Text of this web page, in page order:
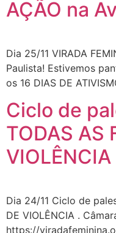
AÇÃO na
Dia 25/11 VIRADA
Paulista! Estivemos
os 16 DIAS DE
Ciclo de
TODAS AS
VIOLÊNCIA
Dia 24/11 Ciclo de
DE VIOLÊNCIA .
https://